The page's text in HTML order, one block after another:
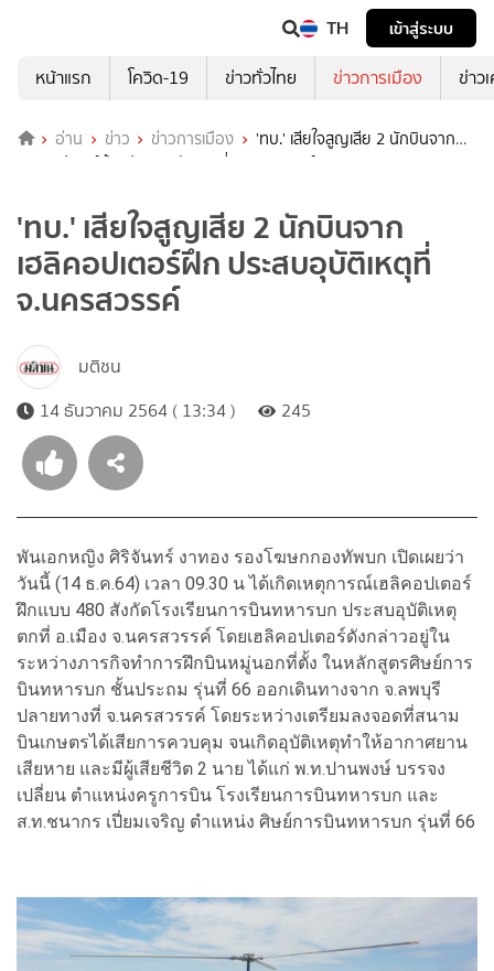
TH
เข้าสู่ระบบ
หน้าแรก
โควิด-19 ข่าวทั่วไทย ข่าวการเมือง ข่าว
อ่าน ข่าว ข่าวการเมือง
'ทบ.' เสียใจสูญเสีย 2 นักบินจาก
เฮลิคอปเตอร์ฝึก ประสบอุบัติเหตุที่ จ.นครสวรรค์
'ทบ.' เสียใจสูญเสีย 2 นักบินจาก
เฮลิคอปเตอร์ฝึก ประสบอุบัติเหตุที่
จ.นครสวรรค์
มติชน
14 ธันวาคม 2564 ( 13:34 )
245
พันเอกหญิง ศิริจันทร์ งาทอง รองโฆษกกองทัพบก เปิดเผยว่า
วันนี้ (14 ธ.ค.64) เวลา 09.30 น ได้เกิดเหตุการณ์เฮลิคอปเตอร์
ฝึกแบบ 480 สังกัดโรงเรียนการบินทหารบก ประสบอุบัติเหตุ
ตกที่ อ.เมือง จ.นครสวรรค์ โดยเฮลิคอปเตอร์ดังกล่าวอยู่ใน
ระหว่างภารกิจทำการฝึกบินหมู่นอกที่ตั้ง ในหลักสูตรศิษย์การ
บินทหารบก ชั้นประถม รุ่นที่ 66 ออกเดินทางจาก จ.ลพบุรี
ปลายทางที่ จ.นครสวรรค์ โดยระหว่างเตรียมลงจอดที่สนาม
บินเกษตรได้เสียการควบคุม จนเกิดอุบัติเหตุทำให้อากาศยาน
เสียหาย และมีผู้เสียชีวิต 2 นาย ได้แก่ พ.ท.ปานพงษ์ บรรจง
เปลี่ยน ตำแหน่งครูการบิน โรงเรียนการบินทหารบก และ
ส.ท.ชนากร เปี่ยมเจริญ ตำแหน่ง ศิษย์การบินทหารบก รุ่นที่ 66